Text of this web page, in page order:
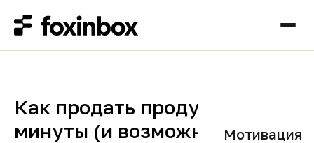
Мотивация
Как продать продукт за 3
минуты (и возможно ли это)?